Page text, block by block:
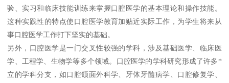
验、实习和临床技能训练来掌握口腔医学的基本理论和操作技能。
这种实践性的特点使口腔医学教育加贴近实际工作，为学生将来从
事口腔医学工作打下坚实的基础。
另外，口腔医学是一门交叉性较强的学科，涉及基础医学、临床医
学、工程学、生物学等多个领域。口腔医学的学科研究形成了许多*
立的学科分支，如口腔颌面外科学、牙体牙髓病学、口腔修复学、